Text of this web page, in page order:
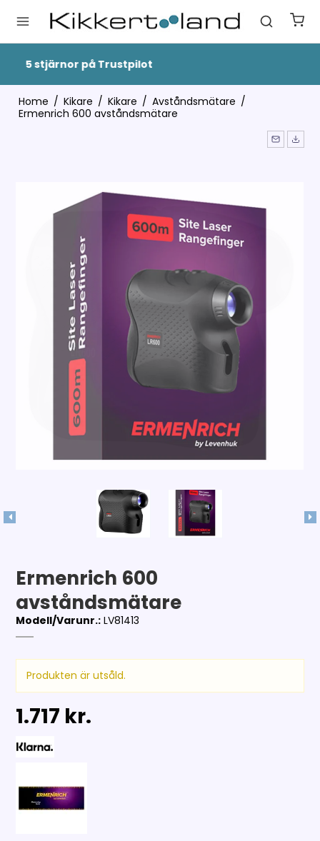
Snabb Leverans
Home / Kikare / Kikare / Avståndsmätare /
Ermenrich 600 avståndsmätare
Ermenrich 600
avståndsmätare
Modell/Varunr.: LV81413
Produkten är utsåld.
1.717 kr.